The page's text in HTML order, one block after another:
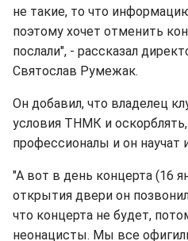
не такие, то что
поэтому хочет отменить
послали", - рассказал
Святослав Румежак.
Он добавил, что владелец
условия ТНМК и
профессионалы и он научат
"А вот в день концерта (16
открытия двери он
что концерта не будет,
неонацисты. Мы все